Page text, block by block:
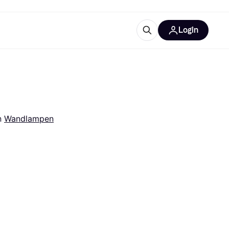
Login
Wandlampen